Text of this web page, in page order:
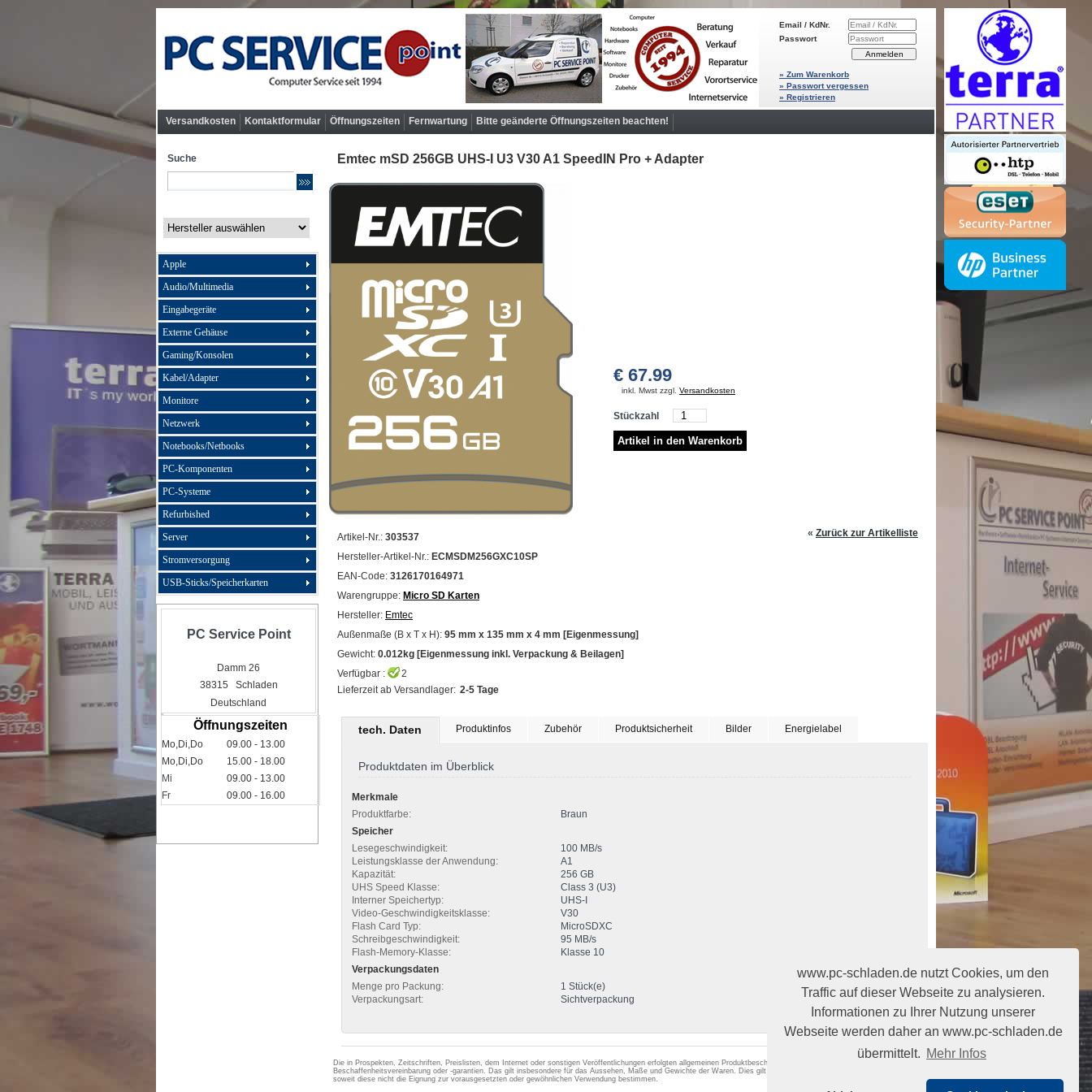
www.pc-schladen.de nutzt Cookies, um den
Traffic auf dieser Webseite zu analysieren.
Informationen zu Ihrer Nutzung unserer
Webseite werden daher an www.pc-schladen.de
übermittelt. Mehr Infos
Email / KdNr.
Passwort
» Zum Warenkorb
» Passwort vergessen
» Registrieren
Versandkosten Kontaktformular Öffnungszeiten Fernwartung Bitte geänderte Öffnungszeiten beachten!
Suche
Apple
Audio/Multimedia
Eingabegeräte
Externe Gehäuse
Gaming/Konsolen
Kabel/Adapter
Monitore
Netzwerk
Notebooks/Netbooks
PC-Komponenten
PC-Systeme
Refurbished
Server
Stromversorgung
USB-Sticks/Speicherkarten
PC Service Point
Damm 26
38315 Schladen
Deutschland
Öffnungszeiten
Mo,Di,Do
09.00 - 13.00
Mo,Di,Do
15.00 - 18.00
Mi
09.00 - 13.00
Fr
09.00 - 16.00
Emtec mSD 256GB UHS-I U3 V30 A1 SpeedIN Pro + Adapter
Artikel-Nr.: 303537
Hersteller-Artikel-Nr.: ECMSDM256GXC10SP
EAN-Code: 3126170164971
Warengruppe: Micro SD Karten
Hersteller: Emtec
Außenmaße (B x T x H): 95 mm x 135 mm x 4 mm [Eigenmessung]
Gewicht: 0.012kg [Eigenmessung inkl. Verpackung & Beilagen]
Verfügbar :
2
Lieferzeit ab Versandlager: 2-5 Tage
€ 67.99
inkl. Mwst zzgl. Versandkosten
Stückzahl
« Zurück zur Artikelliste
tech. Daten Produktinfos Zubehör Produktsicherheit Bilder Energielabel
Produktdaten im Überblick
Merkmale
Produktfarbe:
Braun
Speicher
Lesegeschwindigkeit:
100 MB/s
Leistungsklasse der Anwendung:
A1
Kapazität:
256 GB
UHS Speed Klasse:
Class 3 (U3)
Interner Speichertyp:
UHS-I
Video-Geschwindigkeitsklasse:
V30
Flash Card Typ:
MicroSDXC
Schreibgeschwindigkeit:
95 MB/s
Flash-Memory-Klasse:
Klasse 10
Verpackungsdaten
Menge pro Packung:
1 Stück(e)
Verpackungsart:
Sichtverpackung
Die in Prospekten, Zeitschriften, Preislisten, dem Internet oder sonstigen Veröffentlichungen erfolgten allgemeinen Produktbeschreibungen begründen keine
Beschaffenheitsvereinbarung oder -garantien. Das gilt insbesondere für das Aussehen, Maße und Gewichte der Waren. Dies gilt auch für angegebene Leistungsdaten,
soweit diese nicht die Eignung zur vorausgesetzten oder gewöhnlichen Verwendung bestimmen.